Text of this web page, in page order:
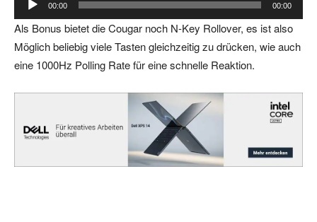
u
d
i
o
-
y
00:00 00:00
Als Bonus bietet die Cougar noch N-Key Rollover, es ist also
Möglich beliebig viele Tasten gleichzeitig zu drücken, wie auch
eine 1000Hz Polling Rate für eine schnelle Reaktion.